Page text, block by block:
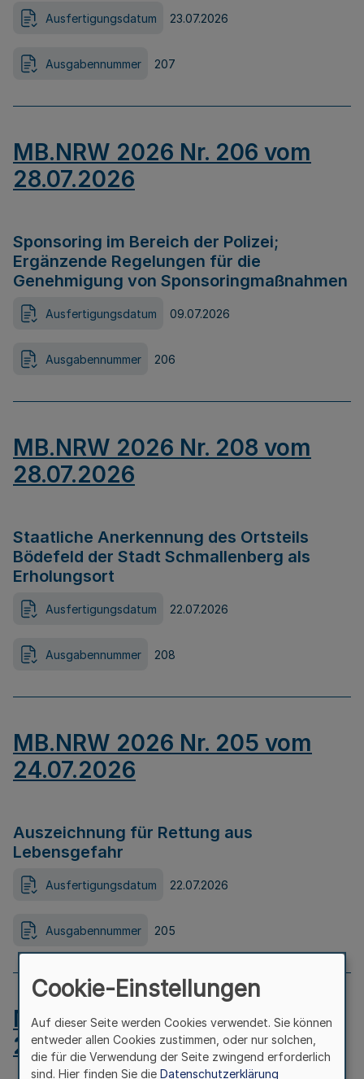
Ausfertigungsdatum 23.07.2026
Ausgabennummer 207
MB.NRW 2026 Nr. 206 vom
28.07.2026
Sponsoring im Bereich der Polizei;
Ergänzende Regelungen für die
Genehmigung von Sponsoringmaßnahmen
Ausfertigungsdatum 09.07.2026
Ausgabennummer 206
MB.NRW 2026 Nr. 208 vom
28.07.2026
Staatliche Anerkennung des Ortsteils
Bödefeld der Stadt Schmallenberg als
Erholungsort
Ausfertigungsdatum 22.07.2026
Ausgabennummer 208
MB.NRW 2026 Nr. 205 vom
24.07.2026
Auszeichnung für Rettung aus
Lebensgefahr
Ausfertigungsdatum 22.07.2026
Ausgabennummer 205
MB.NRW 2026 Nr. 204 vom
24.07.2026
Cookie-Einstellungen
Auf dieser Seite werden Cookies verwendet. Sie können
entweder allen Cookies zustimmen, oder nur solchen,
die für die Verwendung der Seite zwingend erforderlich
sind. Hier finden Sie die Datenschutzerklärung